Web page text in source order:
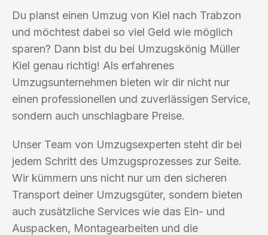
Du planst einen Umzug von Kiel nach Trabzon
und möchtest dabei so viel Geld wie möglich
sparen? Dann bist du bei Umzugskönig Müller
Kiel genau richtig! Als erfahrenes
Umzugsunternehmen bieten wir dir nicht nur
einen professionellen und zuverlässigen Service,
sondern auch unschlagbare Preise.
Unser Team von Umzugsexperten steht dir bei
jedem Schritt des Umzugsprozesses zur Seite.
Wir kümmern uns nicht nur um den sicheren
Transport deiner Umzugsgüter, sondern bieten
auch zusätzliche Services wie das Ein- und
Auspacken, Montagearbeiten und die